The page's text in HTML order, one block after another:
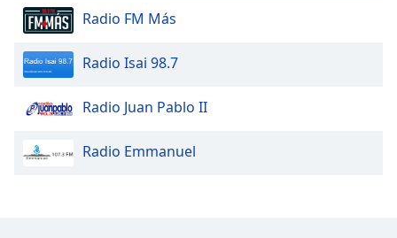
Radio FM Más
Radio Isai 98.7
Radio Juan Pablo II
Radio Emmanuel